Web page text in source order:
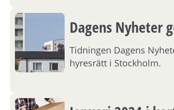
Dagens Nyheter
Tidningen Dagens
hyresrätt i Stockholm.